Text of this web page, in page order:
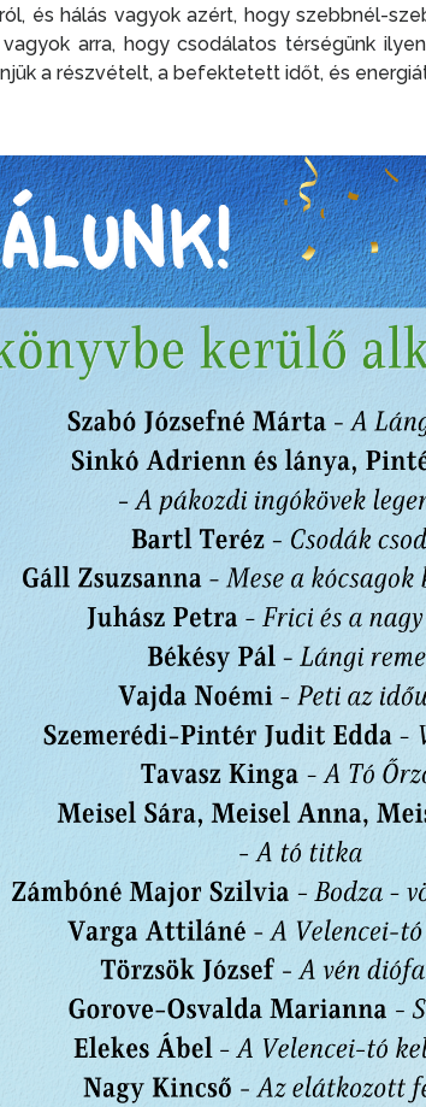
és hálás vagyok azért, hogy szebbnél-
arra, hogy csodálatos térségünk
a részvételt, a befektetett időt, és